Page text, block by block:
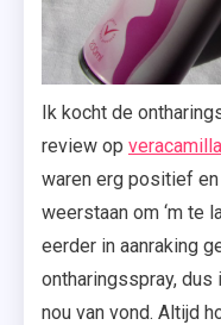
Ik kocht de
review op
waren erg positief
weerstaan om ‘m te
eerder in aanraking
ontharingsspray,
nou van vond. Altijd